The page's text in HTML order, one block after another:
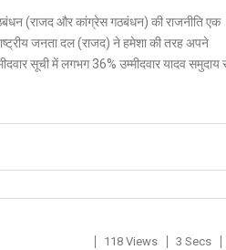
(राजद और कांग्रेस गठबंधन) की राजनीति एक
जनता दल (राजद) ने हमेशा की तरह अपने
सूची में लगभग 36% उम्मीदवार यादव समुदाय
118 Views 3 Secs